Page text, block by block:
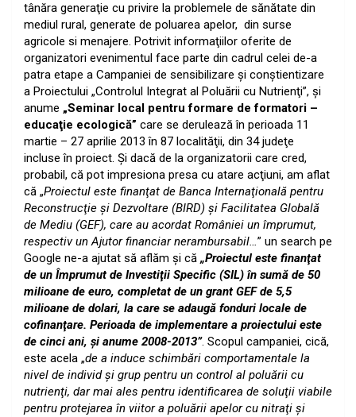
tânăra generaţie cu privire la problemele de sănătate din
mediul rural, generate de poluarea apelor, din surse
agricole si menajere. Potrivit informaţiilor oferite de
organizatori evenimentul face parte din cadrul celei de-a
patra etape a Campaniei de sensibilizare şi conştientizare
a Proiectului „Controlul Integrat al Poluării cu Nutrienţi”, şi
anume „Seminar local pentru formare de formatori –
educaţie ecologică” care se derulează în perioada 11
martie – 27 aprilie 2013 în 87 localităţii, din 34 judeţe
incluse în proiect. Şi dacă de la organizatorii care cred,
probabil, că pot impresiona presa cu atare acţiuni, am aflat
că „Proiectul este finanţat de Banca Internaţională pentru
Reconstrucţie şi Dezvoltare (BIRD) şi Facilitatea Globală
de Mediu (GEF), care au acordat României un împrumut,
respectiv un Ajutor financiar nerambursabil…” un search pe
Google ne-a ajutat să aflăm şi că „Proiectul este finanţat
de un Împrumut de Investiţii Specific (SIL) în sumă de 50
milioane de euro, completat de un grant GEF de 5,5
milioane de dolari, la care se adaugă fonduri locale de
cofinanţare. Perioada de implementare a proiectului este
de cinci ani, şi anume 2008-2013”. Scopul campaniei, cică,
este acela „de a induce schimbări comportamentale la
nivel de individ şi grup pentru un control al poluării cu
nutrienţi, dar mai ales pentru identificarea de soluţii viabile
pentru protejarea în viitor a poluării apelor cu nitraţi şi